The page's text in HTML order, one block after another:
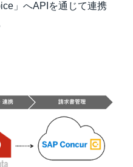
」へAPIを通じて連携